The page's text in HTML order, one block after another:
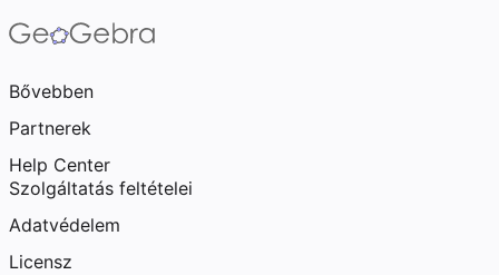
Bővebben
Partnerek
Help Center
Szolgáltatás feltételei
Adatvédelem
Licensz